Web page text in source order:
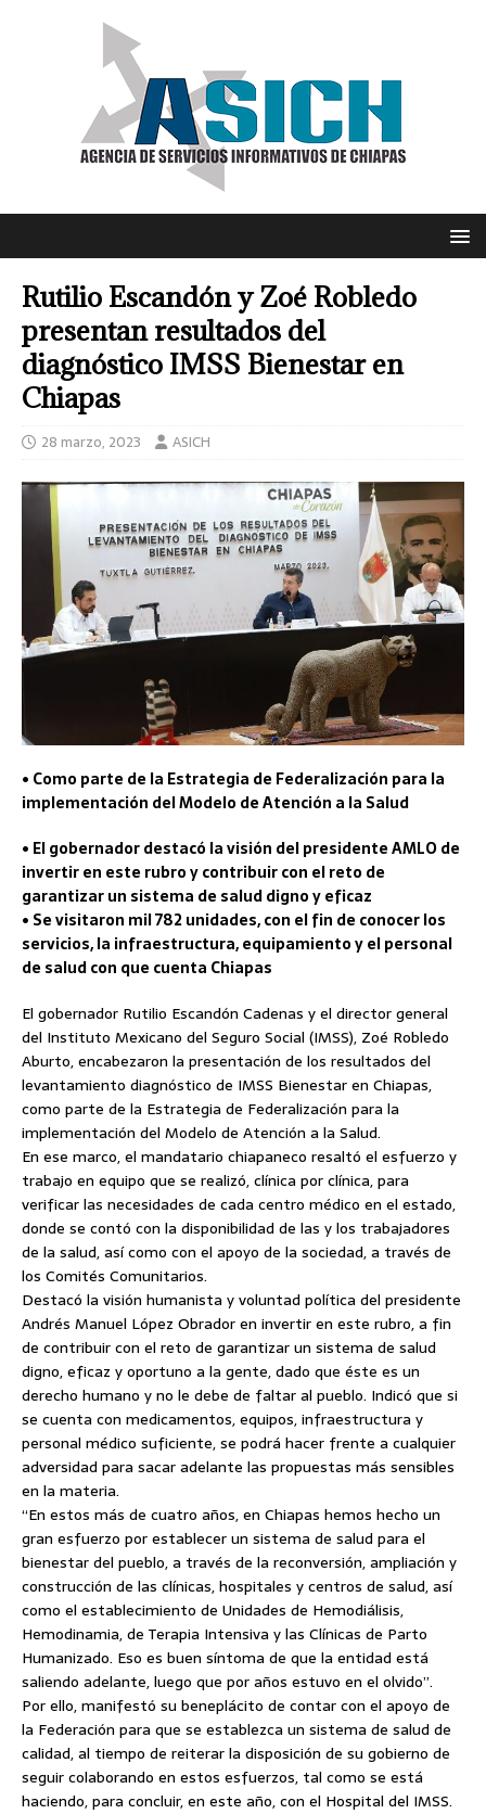
Rutilio Escandón y Zoé Robledo
presentan resultados del
diagnóstico IMSS Bienestar en
Chiapas
28 marzo, 2023 ASICH
• Como parte de la Estrategia de Federalización para la
implementación del Modelo de Atención a la Salud
• El gobernador destacó la visión del presidente AMLO de
invertir en este rubro y contribuir con el reto de
garantizar un sistema de salud digno y eficaz
• Se visitaron mil 782 unidades, con el fin de conocer los
servicios, la infraestructura, equipamiento y el personal
de salud con que cuenta Chiapas
El gobernador Rutilio Escandón Cadenas y el director general
del Instituto Mexicano del Seguro Social (IMSS), Zoé Robledo
Aburto, encabezaron la presentación de los resultados del
levantamiento diagnóstico de IMSS Bienestar en Chiapas,
como parte de la Estrategia de Federalización para la
implementación del Modelo de Atención a la Salud.
En ese marco, el mandatario chiapaneco resaltó el esfuerzo y
trabajo en equipo que se realizó, clínica por clínica, para
verificar las necesidades de cada centro médico en el estado,
donde se contó con la disponibilidad de las y los trabajadores
de la salud, así como con el apoyo de la sociedad, a través de
los Comités Comunitarios.
Destacó la visión humanista y voluntad política del presidente
Andrés Manuel López Obrador en invertir en este rubro, a fin
de contribuir con el reto de garantizar un sistema de salud
digno, eficaz y oportuno a la gente, dado que éste es un
derecho humano y no le debe de faltar al pueblo. Indicó que si
se cuenta con medicamentos, equipos, infraestructura y
personal médico suficiente, se podrá hacer frente a cualquier
adversidad para sacar adelante las propuestas más sensibles
en la materia.
“En estos más de cuatro años, en Chiapas hemos hecho un
gran esfuerzo por establecer un sistema de salud para el
bienestar del pueblo, a través de la reconversión, ampliación y
construcción de las clínicas, hospitales y centros de salud, así
como el establecimiento de Unidades de Hemodiálisis,
Hemodinamia, de Terapia Intensiva y las Clínicas de Parto
Humanizado. Eso es buen síntoma de que la entidad está
saliendo adelante, luego que por años estuvo en el olvido”.
Por ello, manifestó su beneplácito de contar con el apoyo de
la Federación para que se establezca un sistema de salud de
calidad, al tiempo de reiterar la disposición de su gobierno de
seguir colaborando en estos esfuerzos, tal como se está
haciendo, para concluir, en este año, con el Hospital del IMSS.